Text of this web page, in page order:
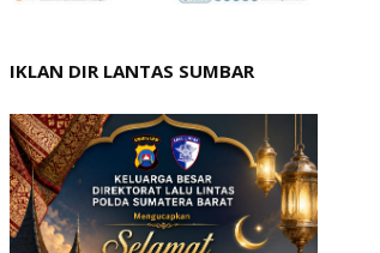
IKLAN DIR LANTAS SUMBAR